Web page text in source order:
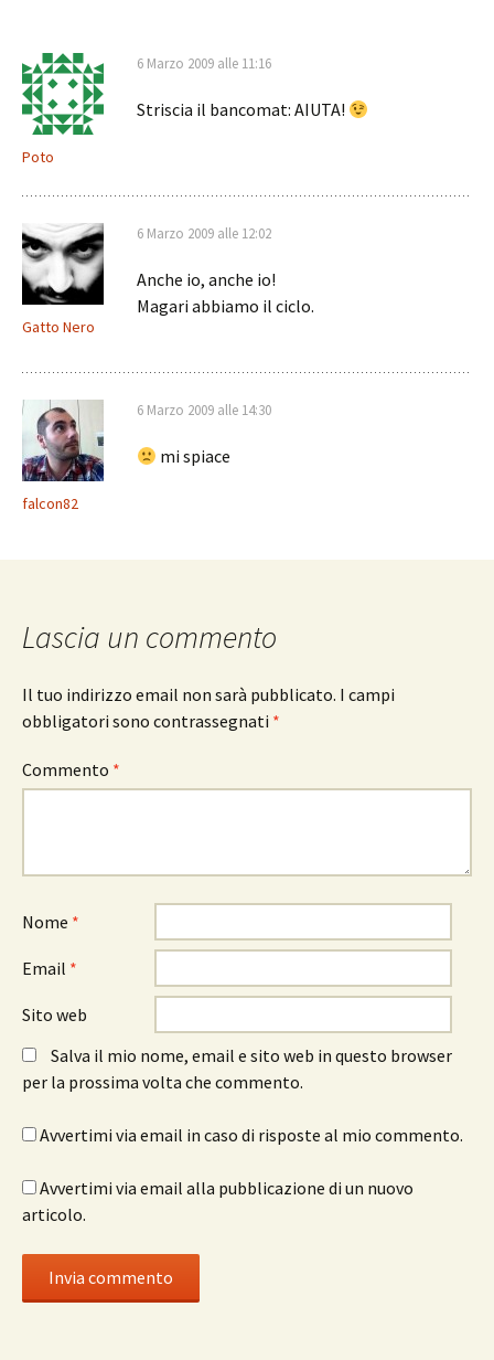
Poto
6 Marzo 2009 alle 11:16
Striscia il bancomat: AIUTA!
Gatto Nero
6 Marzo 2009 alle 12:02
Anche io, anche io!
Magari abbiamo il ciclo.
falcon82
6 Marzo 2009 alle 14:30
mi spiace
Lascia un commento
Il tuo indirizzo email non sarà pubblicato. I campi
obbligatori sono contrassegnati *
Commento *
Nome *
Email *
Sito web
Salva il mio nome, email e sito web in questo browser
per la prossima volta che commento.
Avvertimi via email in caso di risposte al mio commento.
Avvertimi via email alla pubblicazione di un nuovo
articolo.